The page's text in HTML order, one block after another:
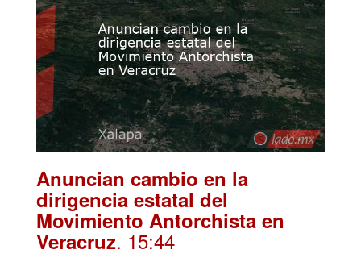
Anuncian cambio en la
dirigencia estatal del
Movimiento Antorchista en
Veracruz. 15:44